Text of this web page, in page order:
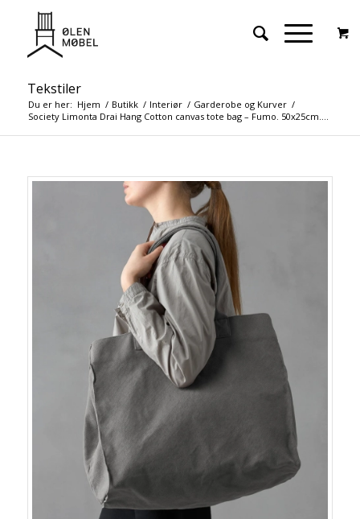
Tekstiler
Du er her: Hjem / Butikk / Interiør / Garderobe og Kurver /
Society Limonta Drai Hang Cotton canvas tote bag – Fumo. 50x25cm....